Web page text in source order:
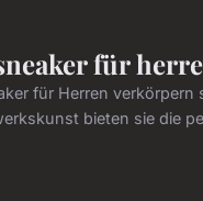
für
für Herren
bieten sie die